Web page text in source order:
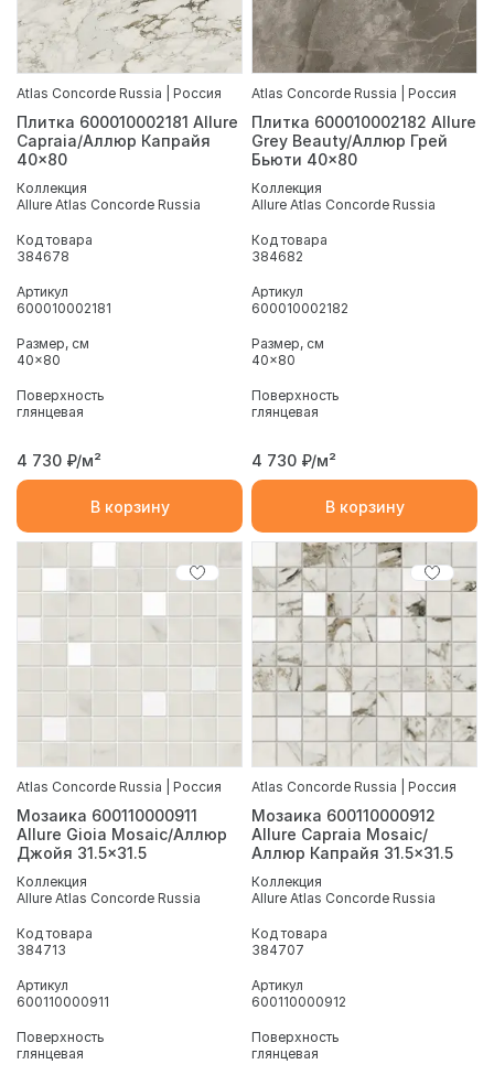
Atlas Concorde Russia | Россия
Плитка 600010002181 Allure
Capraia/Аллюр Капрайя
40x80
Коллекция
Allure Atlas Concorde Russia
Код товара
384678
Артикул
600010002181
Размер, см
40x80
Поверхность
глянцевая
4 730 ₽/м²
В корзину
Atlas Concorde Russia | Россия
Плитка 600010002182 Allure
Grey Beauty/Аллюр Грей
Бьюти 40x80
Коллекция
Allure Atlas Concorde Russia
Код товара
384682
Артикул
600010002182
Размер, см
40x80
Поверхность
глянцевая
4 730 ₽/м²
В корзину
Atlas Concorde Russia | Россия
Мозаика 600110000911
Allure Gioia Mosaic/Аллюр
Джойя 31.5x31.5
Коллекция
Allure Atlas Concorde Russia
Код товара
384713
Артикул
600110000911
Поверхность
глянцевая
Atlas Concorde Russia | Россия
Мозаика 600110000912
Allure Capraia Mosaic/
Аллюр Капрайя 31.5x31.5
Коллекция
Allure Atlas Concorde Russia
Код товара
384707
Артикул
600110000912
Поверхность
глянцевая